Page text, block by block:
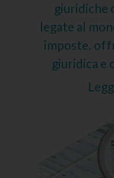
giuridiche
legate al
imposte.
giuridica e